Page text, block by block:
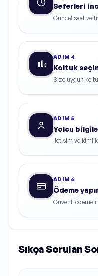
Seferleri
Güncel saat ve
ADIM 4
Koltuk seçin
Size uygun
ADIM 5
Yolcu
İletişim ve
ADIM 6
Ödeme
Güvenli ödeme
Sıkça Sorulan